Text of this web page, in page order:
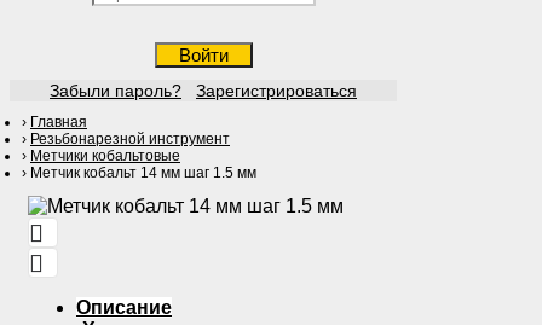
Войти
Забыли пароль? Зарегистрироваться
Главная
Резьбонарезной инструмент
Метчики кобальтовые
Метчик кобальт 14 мм шаг 1.5 мм
Описание